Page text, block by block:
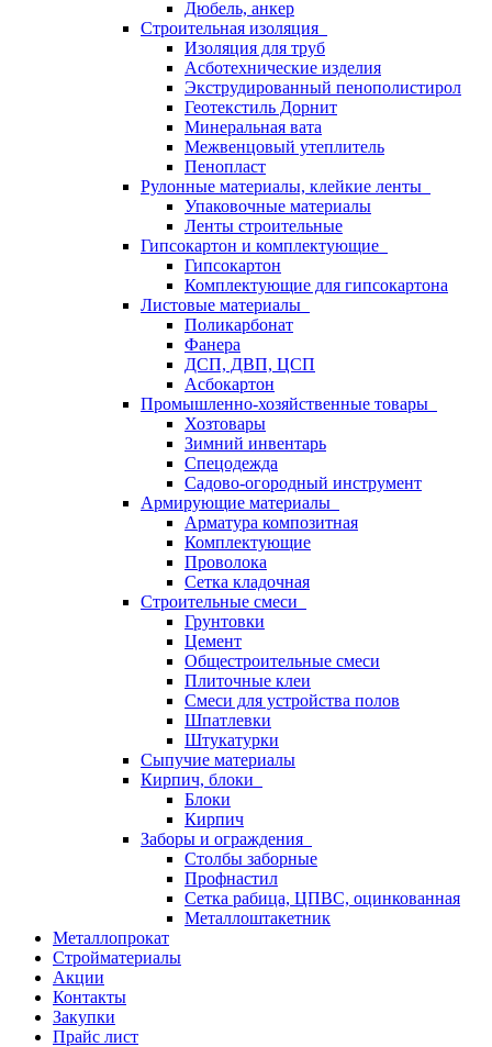
Дюбель, анкер
Строительная изоляция
Изоляция для труб
Асботехнические изделия
Экструдированный пенополистирол
Геотекстиль Дорнит
Минеральная вата
Межвенцовый утеплитель
Пенопласт
Рулонные материалы, клейкие ленты
Упаковочные материалы
Ленты строительные
Гипсокартон и комплектующие
Гипсокартон
Комплектующие для гипсокартона
Листовые материалы
Поликарбонат
Фанера
ДСП, ДВП, ЦСП
Асбокартон
Промышленно-хозяйственные товары
Хозтовары
Зимний инвентарь
Спецодежда
Садово-огородный инструмент
Армирующие материалы
Арматура композитная
Комплектующие
Проволока
Сетка кладочная
Строительные смеси
Грунтовки
Цемент
Общестроительные смеси
Плиточные клеи
Смеси для устройства полов
Шпатлевки
Штукатурки
Сыпучие материалы
Кирпич, блоки
Блоки
Кирпич
Заборы и ограждения
Столбы заборные
Профнастил
Сетка рабица, ЦПВС, оцинкованная
Металлоштакетник
Металлопрокат
Стройматериалы
Акции
Контакты
Закупки
Прайс лист